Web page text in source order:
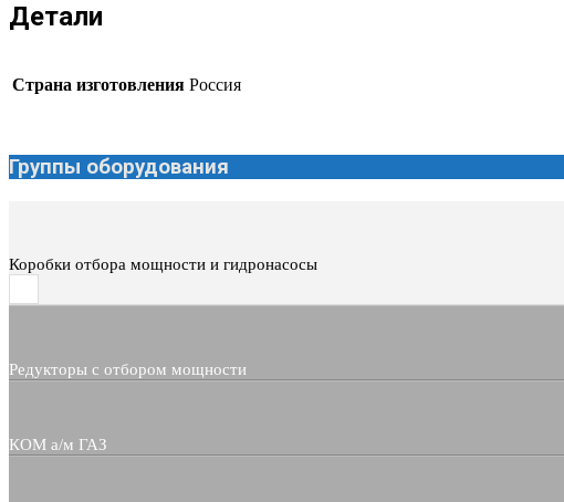
Детали
Страна изготовления Россия
Группы оборудования
Коробки отбора мощности и гидронасосы
Редукторы с отбором мощности
КОМ а/м ГАЗ